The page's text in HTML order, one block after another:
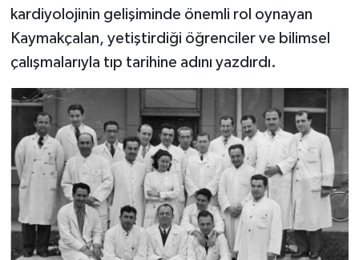
kardiyolojinin gelişiminde önemli rol oynayan
Kaymakçalan, yetiştirdiği öğrenciler ve bilimsel
çalışmalarıyla tıp tarihine adını yazdırdı.